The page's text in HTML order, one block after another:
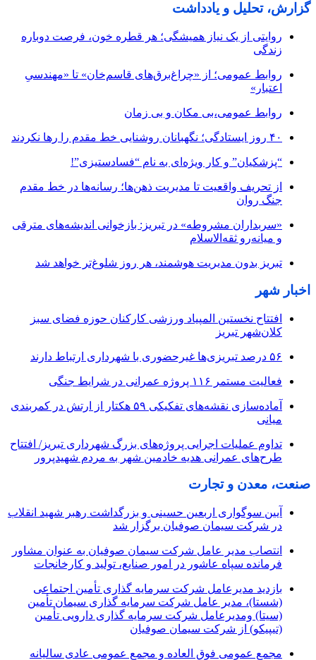
گزارش، تحلیل و یادداشت
روایتی از یک نیاز همیشگی؛ هر قطره خون، فرصت دوباره
زندگی
روابط عمومی؛ از «چراغ‌برق‌های قاسم‌خان» تا «مهندسیِ
اعتبار»
روابط عمومی،بی مکان و بی زمان
۴۰ روز ایستادگی؛ نگهبانان روشنایی خط مقدم را رها نکردند
“پزشکیان” و کار ویژه‌ای به نام “فسادستیزی”!
از تحریف واقعیت تا مدیریت ذهن‌ها؛ رسانه‌ها در خط مقدم
جنگ روان
«سربداران مشروطه» در تبریز: بازخوانی اندیشه‌های مترقی
و میانه‌رو ثقه‌الاسلام
تبریز بدون مدیریت هوشمند، هر روز شلوغ‌تر خواهد شد
اخبار شهر
افتتاح نخستین المپیاد ورزشی کارکنان حوزه فضای سبز
کلان‌شهر تبریز
۵۶ درصد تبریزی‌ها غیرحضوری با شهرداری ارتباط دارند
فعالیت مستمر ۱۱۶ پروژه عمرانی در شرایط جنگی
آماده‌سازی نقشه‌های تفکیکی ۵۹ هکتار از ارتش در کمربندی
میانی
تداوم عملیات اجرایی پروژه‌های بزرگ شهرداری تبریز/ افتتاح
طرح‌های عمرانی هدیه خادمین شهر به مردم شهیدپرور
صنعت، معدن و تجارت
آیین سوگواری اربعین حسینی و بزرگداشت رهبر شهید انقلاب
در شرکت سیمان صوفیان برگزار شد
انتصاب مدیر عامل شرکت سیمان صوفیان به عنوان مشاور
فرمانده سپاه عاشور در امور صنایع، تولید و کارخانجات
بازدید مدیرعامل شرکت سرمایه گذاری تأمین اجتماعی
(شستا)، مدیر عامل شرکت سرمایه گذاری سیمان تأمین
(سیتا) ومدیرعامل شرکت سرمایه گذاری دارویی تأمین
(تیپیکو) از شرکت سیمان صوفیان
مجمع عمومی فوق العاده و مجمع عمومی عادی سالیانه